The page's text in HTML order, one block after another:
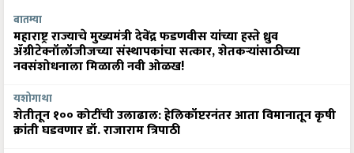
बातम्या
महाराष्ट्र राज्याचे मुख्यमंत्री देवेंद्र फडणवीस यांच्या हस्ते ध्रुव
ॲग्रीटेक्नॉलॉजीजच्या संस्थापकांचा सत्कार, शेतकऱ्यांसाठीच्या
नवसंशोधनाला मिळाली नवी ओळख!
यशोगाथा
शेतीतून १०० कोटींची उलाढाल: हेलिकॉप्टरनंतर आता विमानातून कृषी
क्रांती घडवणार डॉ. राजाराम त्रिपाठी